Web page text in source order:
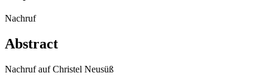
Nachruf
Abstract
Nachruf auf Christel Neusüß